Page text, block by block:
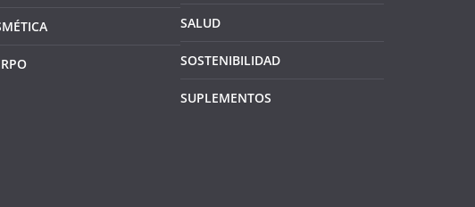
SALUD
SOSTENIBILIDAD
SUPLEMENTOS